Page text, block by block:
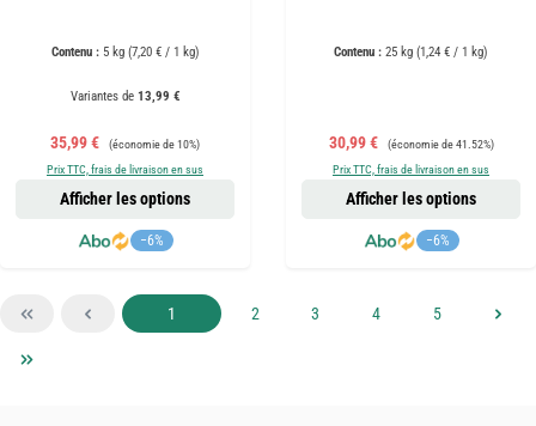
Contenu : 5 kg (7,20 € / 1 kg)
Variantes de13,99 €
Prix de vente :
35,99 € Prix régulier :
(économie de 10%)
Prix TTC, frais de livraison en sus
−6%
Afficher les options
Contenu : 25 kg (1,24 € / 1 kg)
Prix de vente :
30,99 € Prix régulier :
(économie de 41.52%)
Prix TTC, frais de livraison en sus
−6%
Afficher les options
Page
1 Page
2 Page
3 Page
4 Page
5